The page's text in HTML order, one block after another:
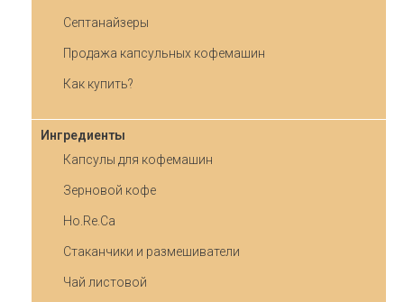
Септанайзеры
Продажа капсульных кофемашин
Как купить?
Ингредиенты
Капсулы для кофемашин
Зерновой кофе
Ho.Re.Ca
Стаканчики и размешиватели
Чай листовой